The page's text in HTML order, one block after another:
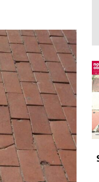
sueños,
humanidad
guardados